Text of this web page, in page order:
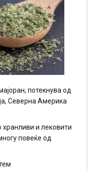
потекнува од
Северна Америка
хранливи и лековити
повеќе од